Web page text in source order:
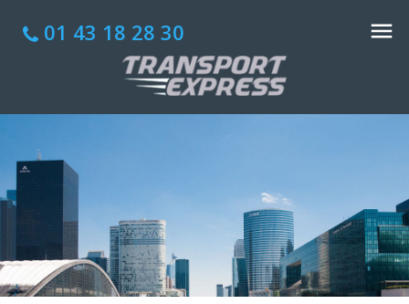
01 43 18 28 30